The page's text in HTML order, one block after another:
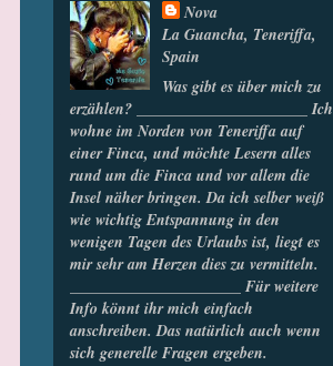
Nova
La Guancha, Teneriffa,
Spain
Was gibt es über mich zu
erzählen? ______________________ Ich
wohne im Norden von Teneriffa auf
einer Finca, und möchte Lesern alles
rund um die Finca und vor allem die
Insel näher bringen. Da ich selber weiß
wie wichtig Entspannung in den
wenigen Tagen des Urlaubs ist, liegt es
mir sehr am Herzen dies zu vermitteln.
______________________ Für weitere
Info könnt ihr mich einfach
anschreiben. Das natürlich auch wenn
sich generelle Fragen ergeben.